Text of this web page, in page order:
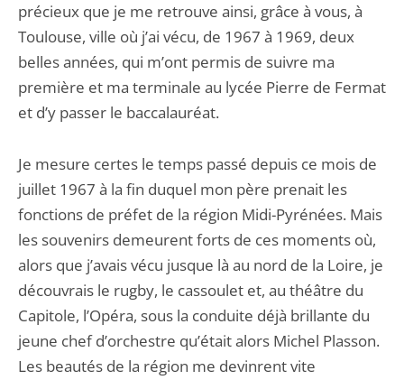
précieux que je me retrouve ainsi, grâce à vous, à
Toulouse, ville où j’ai vécu, de 1967 à 1969, deux
belles années, qui m’ont permis de suivre ma
première et ma terminale au lycée Pierre de Fermat
et d’y passer le baccalauréat.
Je mesure certes le temps passé depuis ce mois de
juillet 1967 à la fin duquel mon père prenait les
fonctions de préfet de la région Midi-Pyrénées. Mais
les souvenirs demeurent forts de ces moments où,
alors que j’avais vécu jusque là au nord de la Loire, je
découvrais le rugby, le cassoulet et, au théâtre du
Capitole, l’Opéra, sous la conduite déjà brillante du
jeune chef d’orchestre qu’était alors Michel Plasson.
Les beautés de la région me devinrent vite